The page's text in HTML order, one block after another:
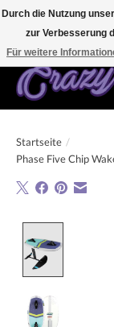
Kostenfreier Versand für
Startseite /
Phase Five Chip
Durch die Nutzung
zur Verbesserung
Für weitere